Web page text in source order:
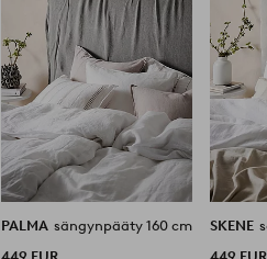
PALMA sängynpääty 160 cm
449 EUR
SKENE
449 EUR